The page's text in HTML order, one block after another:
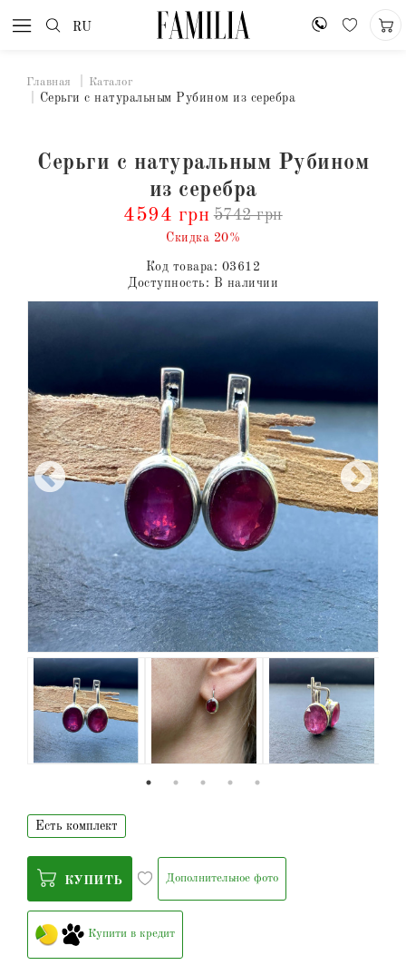
RU
Главная Каталог
Серьги с натуральным Рубином из серебра
Серьги с натуральным Рубином
из серебра
4594 грн 5742 грн
Скидка 20%
Код товара: 03612
Доступность: В наличии
Есть комплект
КУПИТЬ Дополнительное фото
Купити в кредит